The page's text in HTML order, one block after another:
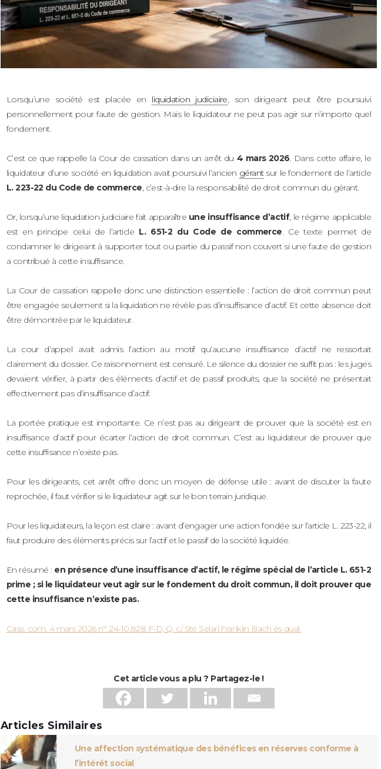
Lorsqu’une société est placée en liquidation judiciaire, son dirigeant peut être poursuivi
personnellement pour faute de gestion. Mais le liquidateur ne peut pas agir sur n’importe quel
fondement.
C’est ce que rappelle la Cour de cassation dans un arrêt du 4 mars 2026. Dans cette affaire, le
liquidateur d’une société en liquidation avait poursuivi l’ancien gérantsur le fondement de l’article
L. 223-22 du Code de commerce, c’est-à-dire la responsabilité de droit commun du gérant.
Or, lorsqu’une liquidation judiciaire fait apparaître une insuffisance d’actif, le régime applicable
est en principe celui de l’article L. 651-2 du Code de commerce. Ce texte permet de
condamner le dirigeant à supporter tout ou partie du passif non couvert si une faute de gestion
a contribué à cette insuffisance.
La Cour de cassation rappelle donc une distinction essentielle : l’action de droit commun peut
être engagée seulement si la liquidation ne révèle pas d’insuffisance d’actif. Et cette absence doit
être démontrée par le liquidateur.
La cour d’appel avait admis l’action au motif qu’aucune insuffisance d’actif ne ressortait
clairement du dossier. Ce raisonnement est censuré. Le silence du dossier ne suffit pas : les juges
devaient vérifier, à partir des éléments d’actif et de passif produits, que la société ne présentait
effectivement pas d’insuffisance d’actif.
La portée pratique est importante. Ce n’est pas au dirigeant de prouver que la société est en
insuffisance d’actif pour écarter l’action de droit commun. C’est au liquidateur de prouver que
cette insuffisance n’existe pas.
Pour les dirigeants, cet arrêt offre donc un moyen de défense utile : avant de discuter la faute
reprochée, il faut vérifier si le liquidateur agit sur le bon terrain juridique.
Pour les liquidateurs, la leçon est claire : avant d’engager une action fondée sur l’article L. 223-22, il
faut produire des éléments précis sur l’actif et le passif de la société liquidée.
En résumé : en présence d’une insuffisance d’actif, le régime spécial de l’article L. 651-2
prime ; si le liquidateur veut agir sur le fondement du droit commun, il doit prouver que
cette insuffisance n’existe pas.
Cass. com. 4 mars 2026 n° 24-10.828 F-D, Q. c/ Sté Selarl Franklin Bach ès qual.
Cet article vous a plu ? Partagez-le !
Articles Similaires
Une affection systématique des bénéfices en réserves conforme à
l’intérêt social